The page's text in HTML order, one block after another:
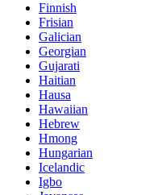
Finnish
Frisian
Galician
Georgian
Gujarati
Haitian
Hausa
Hawaiian
Hebrew
Hmong
Hungarian
Icelandic
Igbo